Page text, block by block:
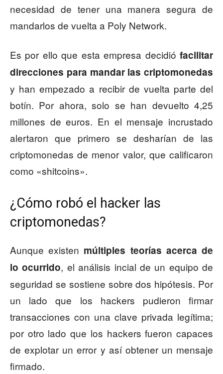
necesidad de tener una manera segura de
mandarlos de vuelta a Poly Network.
Es por ello que esta empresa decidió facilitar
direcciones para mandar las criptomonedas
y han empezado a recibir de vuelta parte del
botín. Por ahora, solo se han devuelto 4,25
millones de euros. En el mensaje incrustado
alertaron que primero se desharían de las
criptomonedas de menor valor, que calificaron
como «shitcoins».
¿Cómo robó el hacker las
criptomonedas?
Aunque existen múltiples teorías acerca de
lo ocurrido, el análisis incial de un equipo de
seguridad se sostiene sobre dos hipótesis. Por
un lado que los hackers pudieron firmar
transacciones con una clave privada legítima;
por otro lado que los hackers fueron capaces
de explotar un error y así obtener un mensaje
firmado.